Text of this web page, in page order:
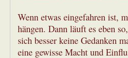
Wenn etwas eingefahren ist,
hängen. Dann läuft es eben
sich besser keine Gedanken
eine gewisse Macht und